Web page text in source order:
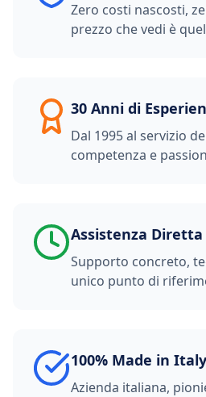
Zero costi nascosti,
prezzo che vedi è
30 Anni di
Dal 1995 al servizio
competenza e
Assistenza Diretta
Supporto concreto,
unico punto di
100% Made in Italy
Azienda italiana,